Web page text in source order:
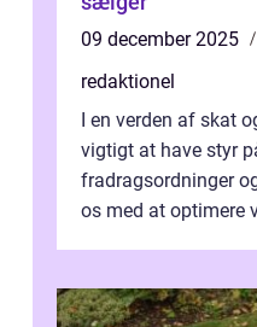
09 december 2025
redaktionel
I en verden af skat
vigtigt at have styr
fradragsordninger
os med at optimere